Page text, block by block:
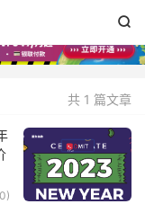

共 1 篇文章
0)